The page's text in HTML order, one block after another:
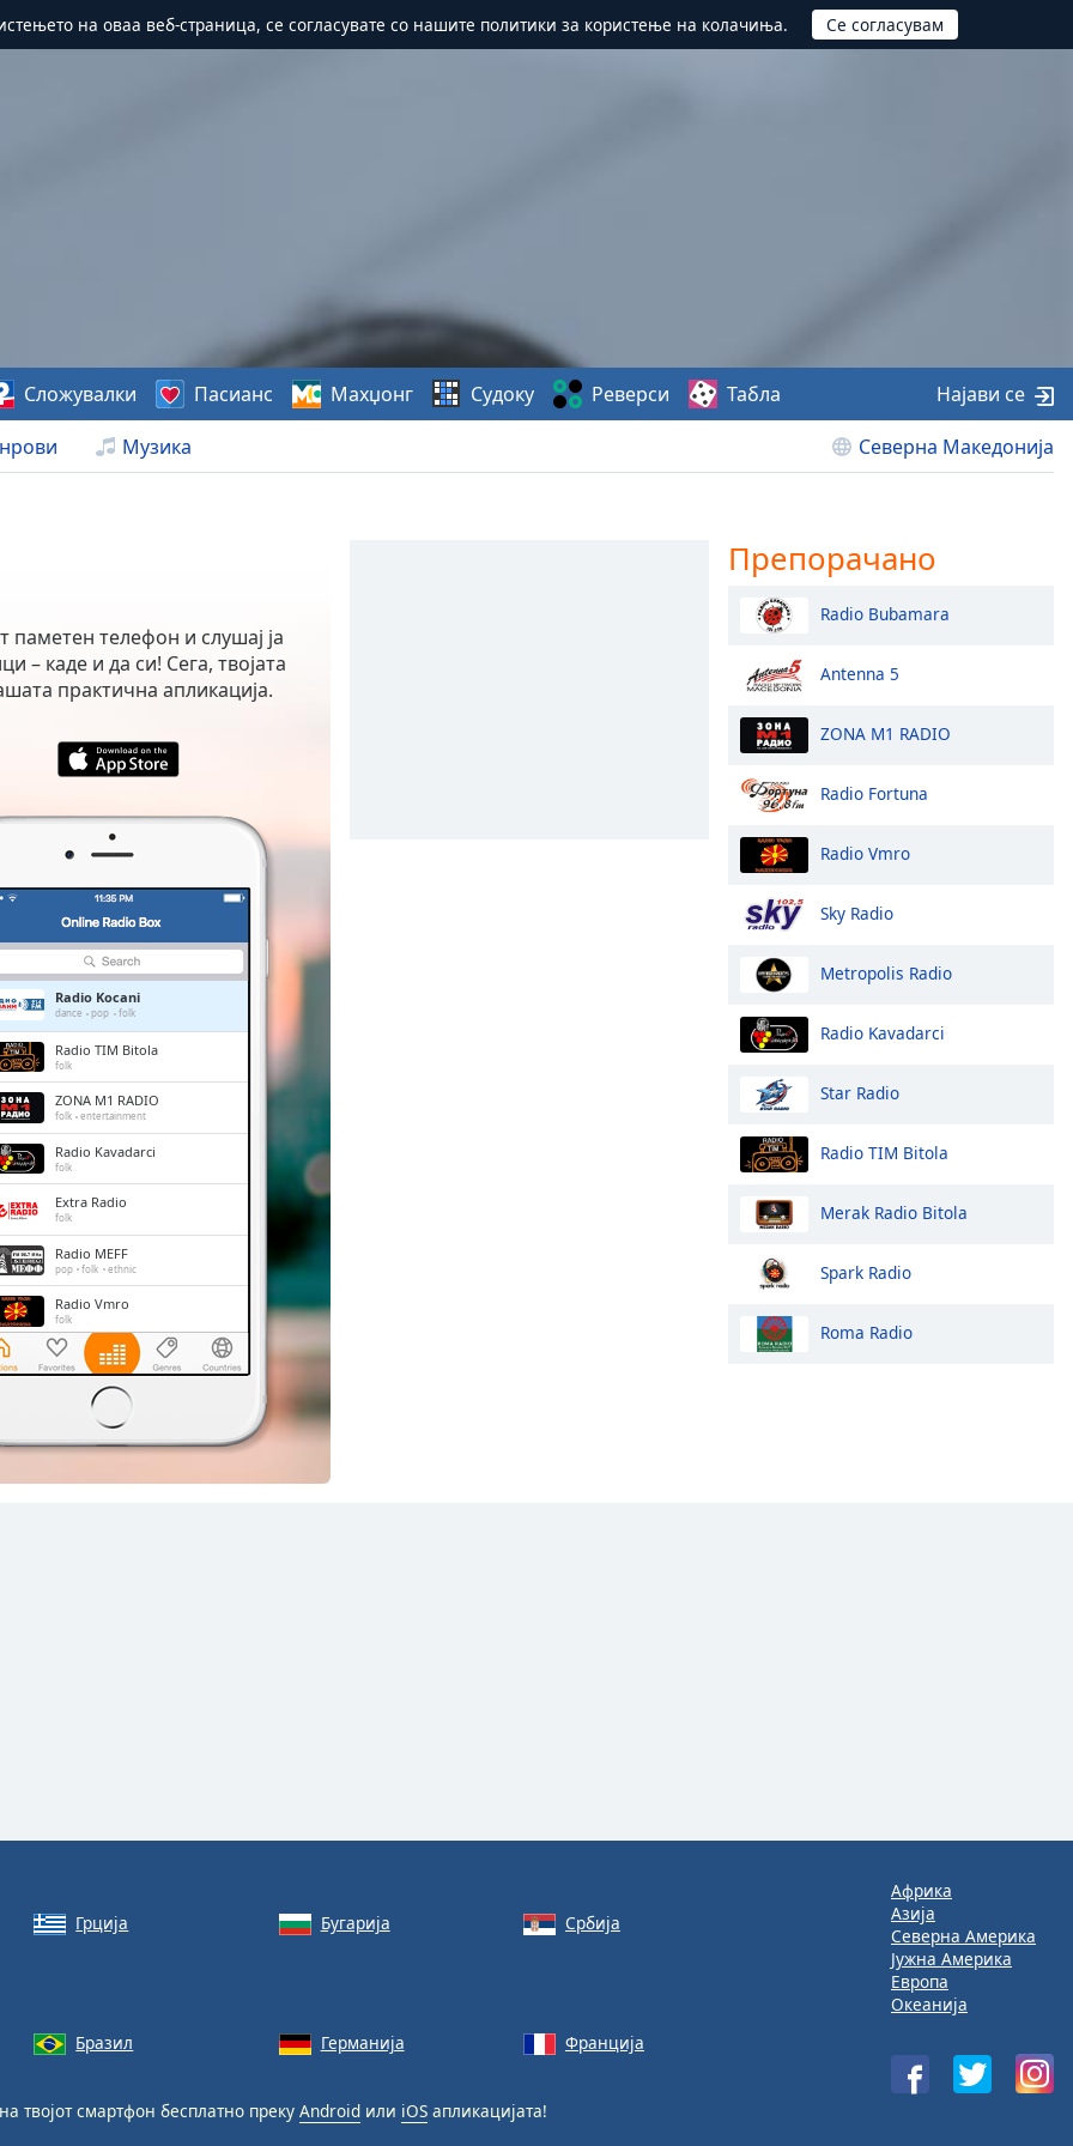
на оваа веб-страница, се согласувате со нашите политики за користење на колачиња.
Музика Северна Македонија
Сложувалки Пасианс Махџонг Судоку Реверси Табла Најави се
паметен телефон и слушај ја
– каде и да си! Сега, твојата
практична апликација.
Radio Kocani
dance pop folk
Radio TIM Bitola
folk
ZONA M1 RADIO
folk entertainment
Radio Kavadarci
folk
Extra Radio
folk
Radio MEFF
pop folk ethnic
Radio Vmro
folk
Urban FM 90.8 Skopje
pop top40
Radio Bubamara
adult contemporary
entertainment
Препорачано
Radio Bubamara
Antenna 5
ZONA M1 RADIO
Radio Fortuna
Radio Vmro
Sky Radio
Metropolis Radio
Radio Kavadarci
Star Radio
Radio TIM Bitola
Merak Radio Bitola
Spark Radio
Roma Radio
Грција Бугарија
Србија
Бразил Германија Франција
на твојот смартфон бесплатно преку Android или iOS апликацијата!
Африка
Азија
Северна Америка
Јужна Америка
Европа
Океанија